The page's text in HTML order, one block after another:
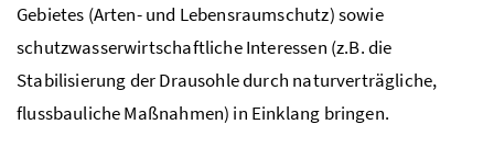
Gebietes (Arten- und Lebensraumschutz) sowie
schutzwasserwirtschaftliche Interessen (z.B.die
Stabilisierung der Drausohle durch naturverträgliche,
flussbauliche Maßnahmen) in Einklang bringen.